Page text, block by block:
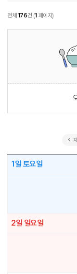
행복식당
전체176건 (1 페이지)
2026년 8월 행복식당
1일 토요일
2일 일요일